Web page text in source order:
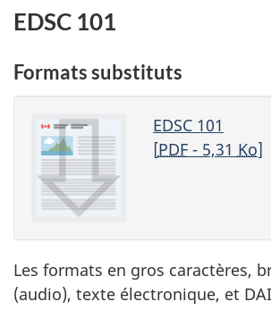
EDSC 101
Formats substituts
EDSC 101
[PDF- 5,31 Ko]
Les formats en gros caractères,
(audio), texte électronique, et